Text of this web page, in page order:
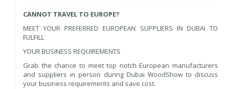
CANNOT TRAVEL TO EUROPE?
MEET YOUR PREFERRED EUROPEAN SUPPLIERS IN DUBAI TO
FULFILL
YOUR BUSINESS REQUIREMENTS
Grab the chance to meet top notch European manufacturers
and suppliers in person during Dubai WoodShow to discuss
your business requirements and save cost.